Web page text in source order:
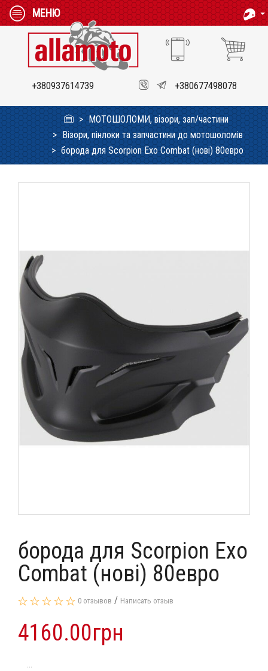
МЕНЮ
+380937614739 +380677498078
МОТОШОЛОМИ, візори, зап/частини
Візори, пінлоки та запчастини до мотошоломів
борода для Scorpion Exo Combat (нові) 80евро
борода для Scorpion Exo
Combat (нові) 80евро
0 отзывов / Написать отзыв
4160.00грн
...